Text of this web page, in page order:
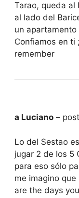
Tarao, queda al
al lado del
un
Confiamos en ti
remember
a Luciano –
Lo del Sestao
jugar 2 de los 5
para eso sólo
me imagino
are the days